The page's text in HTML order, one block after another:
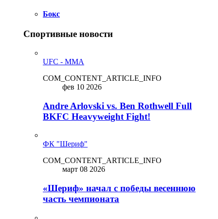
Бокс
Спортивные новости
UFC - MMA
COM_CONTENT_ARTICLE_INFO
фев 10 2026
Andre Arlovski vs. Ben Rothwell Full
BKFC Heavyweight Fight!
ФК "Шериф"
COM_CONTENT_ARTICLE_INFO
март 08 2026
«Шериф» начал с победы весеннюю
часть чемпионата